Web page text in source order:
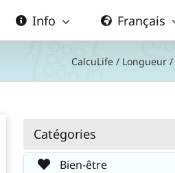
Info Français
CalcuLife / Longueur /
Catégories
Bien-être